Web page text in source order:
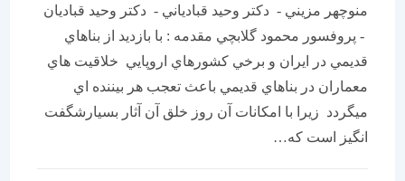
منوچهر مزيني - دكتر وحيد قبادياني - دكتر وحيد قباديان
- پروفسور محمود گلابچي مقدمه : با بازديد از بناهاي
قديمي در ايران و برخي كشورهاي اروپايي خلاقيت هاي
معماران در بناهاي قديمي باعث تعجب هر بيننده اي
ميگردد زيرا با امكانات آن روز خلق آن آثار بسيارشگفت
انگيز است كه…